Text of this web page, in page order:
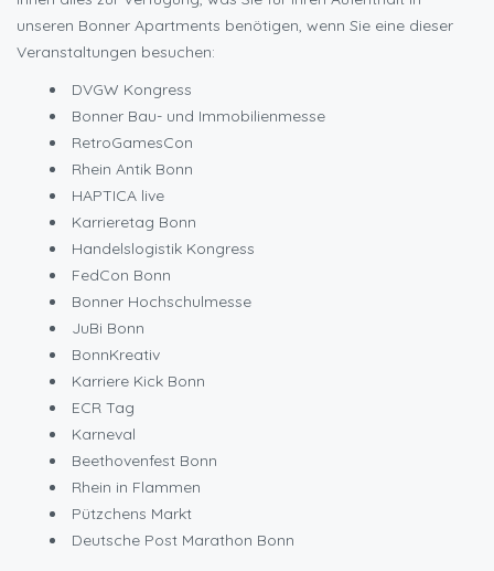
unseren Bonner Apartments benötigen, wenn Sie eine dieser
Veranstaltungen besuchen:
DVGW Kongress
Bonner Bau- und Immobilienmesse
RetroGamesCon
Rhein Antik Bonn
HAPTICA live
Karrieretag Bonn
Handelslogistik Kongress
FedCon Bonn
Bonner Hochschulmesse
JuBi Bonn
BonnKreativ
Karriere Kick Bonn
ECR Tag
Karneval
Beethovenfest Bonn
Rhein in Flammen
Pützchens Markt
Deutsche Post Marathon Bonn